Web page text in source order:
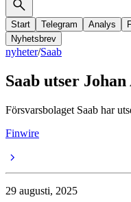
Start Telegram Analys
Nyhetsbrev
nyheter/Saab
Saab utser
Försvarsbolaget Saab har
Finwire
29 augusti, 2025